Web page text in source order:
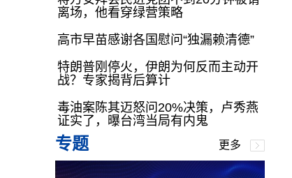
离场，他看穿绿营策略
高市早苗感谢各国慰问“独漏赖清德”
特朗普刚停火，伊朗为何反而主动开
战？专家揭背后算计
毒油案陈其迈怒问20%决策，卢秀燕
证实了，曝台湾当局有内鬼
专题 更多